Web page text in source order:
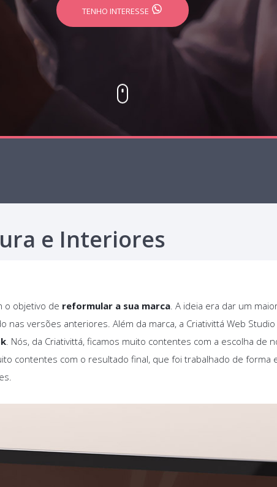
TENHO INTERESSE
e Interiores
o objetivo de reformular a sua marca. A ideia era dar um
nas versões anteriores. Além da marca, a Criativittá Web
. Nós, da Criativittá, ficamos muito contentes com a escolha
contentes com o resultado final, que foi trabalhado de forma